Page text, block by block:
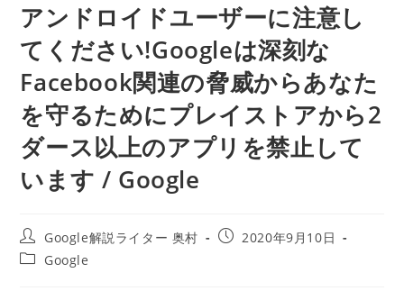
アンドロイドユーザーに注意し
てください!Googleは深刻な
Facebook関連の脅威からあなた
を守るためにプレイストアから2
ダース以上のアプリを禁止して
います / Google
投
稿
者:
Google解説ライター 奥村
投
2020年9月10日
投
Google